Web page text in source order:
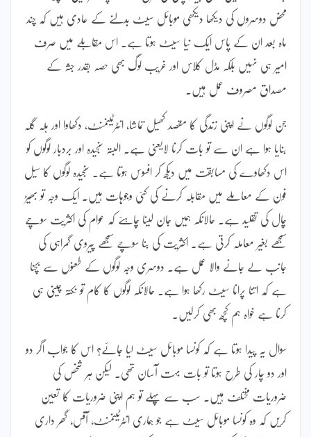
محض دوسروں کی دیکھا دیکھی موبائل سیٹ بدلنے کے عادی ہیں کہ چند
ماہ بعد ان کے پاس ایک نیا سیٹ ہوتا ہے۔ اس مقابلے میں صرف
امیر ہی نہیں بلکہ مڈل کلاس اور غریب لوگ بھی حصہ بقدر جثہ کے
مصداق مصروف عمل ہیں۔
جن لوگوں نے اپنی زندگی کا مقصد کھیل تماشا، انٹرٹینمنٹ، دکھاوا اور ہلہ گلہ
بنایا ہوا ہے ان سے تو بات کرنا لایعنی ہے۔ البتہ سنجیدہ اور بردبار لوگوں کو
اس دکھاوے کی مسابقت میں دیکھ کر افسوس ہوتا ہے۔ سنجیدہ لوگوں کا سیل
فون کے معاملے میں مقابلہ کرنے کی کئی وجوہات ہیں۔ ایک وجہ تو بھیڑ
چال کی تقلید ہے۔ حالانکہ ہمیں جان لینا چاہئے کہ عوام کی اکثریت سوچے
سمجھے بغیر معاملہ کرتی ہے۔ اکثریت کی بنا سوچے سمجھے پیروی گمراہی کی
جانب لے جانے والا عمل ہے۔ دوسری وجہ لوگوں کے طعنوں سے بچنا
ہے کہ اتنا پرانا سیٹ رکھا ہوا ہے۔ حالانکہ لوگوں کا کام تو نکتہ چینی ہی
کرنا ہے خواہ ہم کچھ بھی کرلیں۔
سوال یہ پیدا ہوتا ہے کہ کونسا موبائل سیٹ لیا جائے؟ اس کا جواب اگر دو
اور دو چار کی طرح ہوتا تو بات بہت آسان تھی۔ لیکن ہر شخص کی
ضروریات مختلف ہیں۔ سب سے پہلے تو ہم اپنی ضروریات کا تعین
کریں کہ وہ کونسا موبائل سیٹ ہے جو ہماری انٹرٹینمنٹ، آفس، گھر داری